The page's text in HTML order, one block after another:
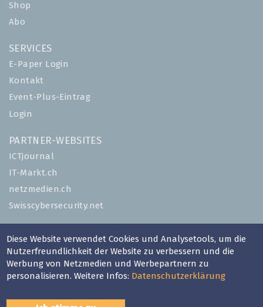
Shop
Abo
SERVICES
E-Paper Login
Kontakt
Event-Plus-Eintrag
Login
PARTNER-WEBSITES
ICTjournal
IT-Markt.ch
netzmedien.ch
Swisscybersecurity.net
Impressum
AGB
Nutzungsbestimmungen
Datenschutzerklärung
Diese Website verwendet Cookies und Analysetools, um die
Nutzerfreundlichkeit der Website zu verbessern und die
Werbung von Netzmedien und Werbepartnern zu
personalisieren. Weitere Infos: Datenschutzerklärung